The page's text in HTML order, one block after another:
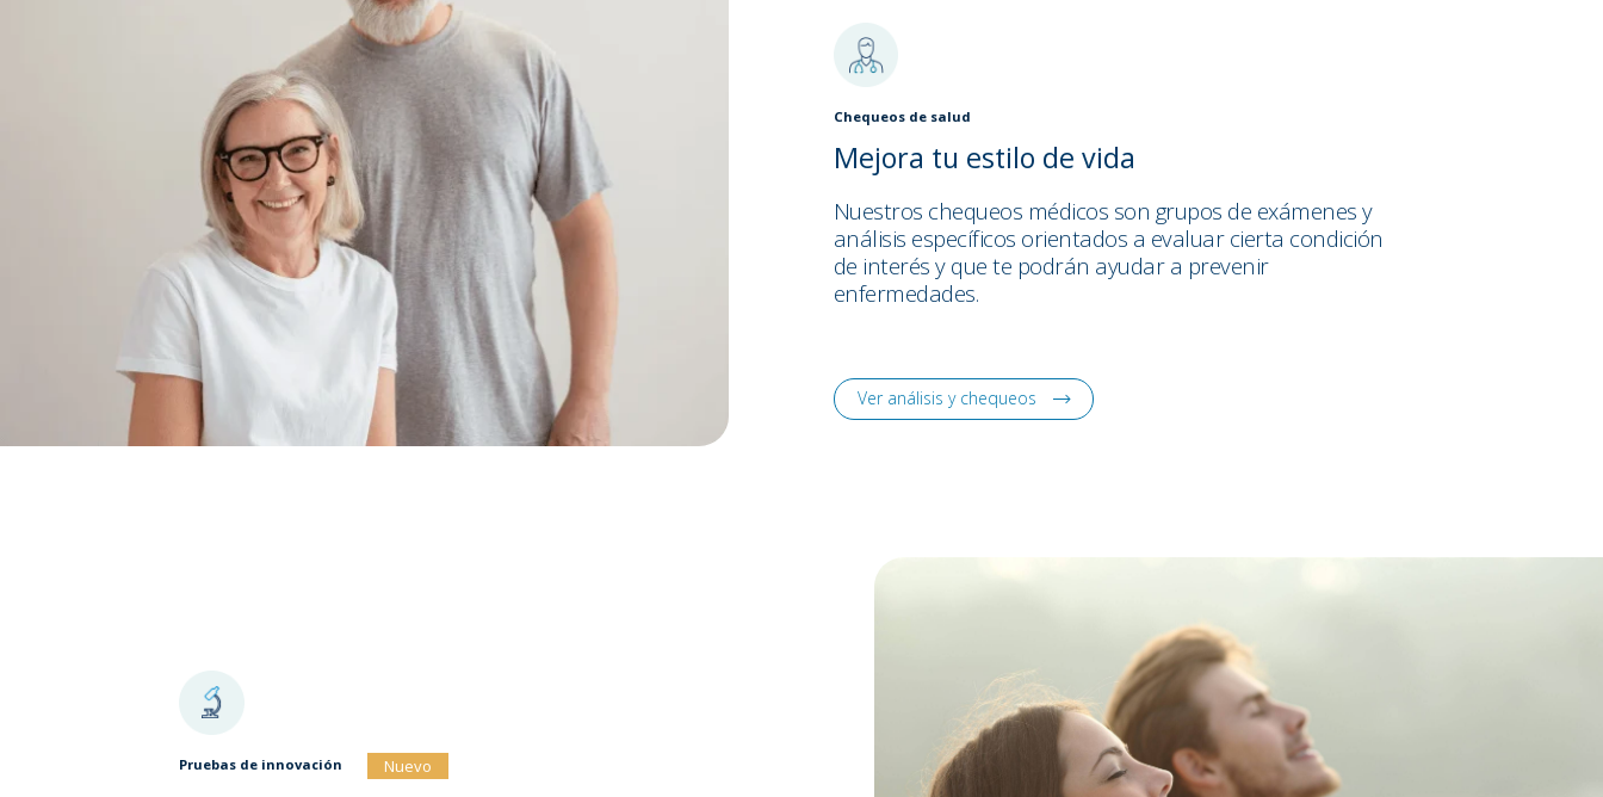
Chequeos de salud
Mejora tu estilo de vida
Nuestros chequeos médicos son grupos de exámenes y
análisis específicos orientados a evaluar cierta condición
de interés y que te podrán ayudar a prevenir
enfermedades.
Ver análisis y chequeos
Pruebas de innovación Nuevo